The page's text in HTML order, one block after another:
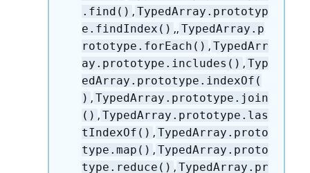
.find() , TypedArray.prototyp
e.findIndex() ,, TypedArray.p
rototype.forEach() , TypedArr
ay.prototype.includes() , Typ
edArray.prototype.indexOf(
) , TypedArray.prototype.join
() , TypedArray.prototype.las
tIndexOf() , TypedArray.proto
type.map() , TypedArray.proto
type.reduce() , TypedArray.pr